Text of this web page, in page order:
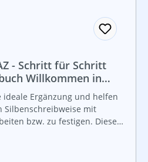
- Schritt für Schritt
Willkommen in
Grundwortschatz
Ergänzung und helfen
Silbenschreibweise mit
bzw. zu festigen. Dieses
Die Kinder können die